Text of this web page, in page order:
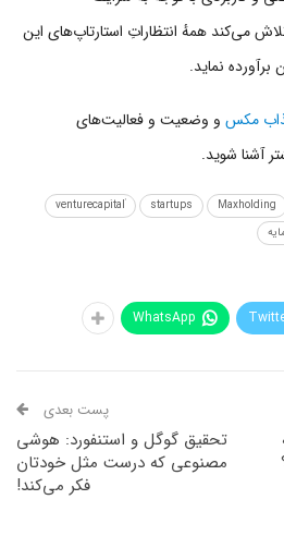
می‌کند همهٔ انتظاراتِ استارتاپ‌های این
نماید.
مکس و وضعیت و فعالیت‌های
آشنا شوید.
Maxholding
startups
WhatsApp
پست بعدی
تحقیق گوگل و استنفورد: هوشی
مصنوعی که درست مثل خودتان
فکر می‌کند!